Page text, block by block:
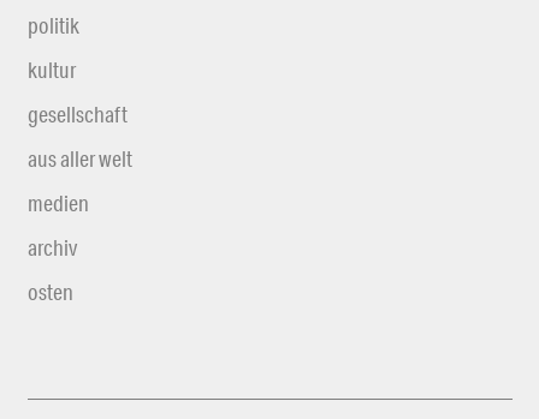
politik
kultur
gesellschaft
aus aller welt
medien
archiv
osten